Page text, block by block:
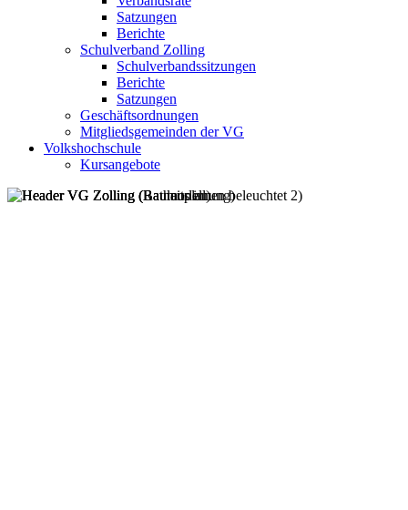
Satzungen
Berichte
Schulverband Zolling
Schulverbandssitzungen
Berichte
Satzungen
Geschäftsordnungen
Mitgliedsgemeinden der VG
Volkshochschule
Kursangebote